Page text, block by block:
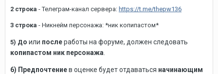
2 строка - Телеграм-канал сервера: https://t.me/thepw136
3 строка - Никнейм персонажа: *ник копипастом*
5) До или послеработы на форуме, должен следовать
копипастом ник персонажа
6) Предпочтениев оценке будет отдаваться начинающим